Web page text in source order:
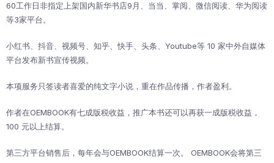
60工作日非指定上架国内新华书店9月、当当、掌阅、微信阅读、华为阅读
等3家平台。
小红书、抖音、视频号、知乎、快手、头条、Youtube等 10 家中外自媒体
平台发布新书宣传视频。
本项服务只签读者喜爱的纯文字小说，重在作品传播，作者盈利。
作者在OEMBOOK有七成版税收益，推广本书还可以再获一成版税收益，
100 元以上结算。
第三方平台销售后，每年会与OEMBOOK结算一次。 OEMBOOK会将第三